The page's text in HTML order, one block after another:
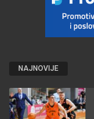
NAJNOVIJE